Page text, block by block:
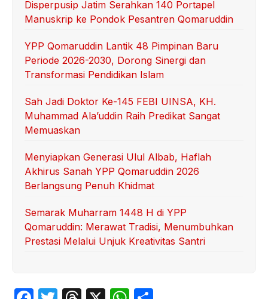
Disperpusip Jatim Serahkan 140 Portapel
Manuskrip ke Pondok Pesantren Qomaruddin
YPP Qomaruddin Lantik 48 Pimpinan Baru
Periode 2026-2030, Dorong Sinergi dan
Transformasi Pendidikan Islam
Sah Jadi Doktor Ke-145 FEBI UINSA, KH.
Muhammad Ala’uddin Raih Predikat Sangat
Memuaskan
Menyiapkan Generasi Ulul Albab, Haflah
Akhirus Sanah YPP Qomaruddin 2026
Berlangsung Penuh Khidmat
Semarak Muharram 1448 H di YPP
Qomaruddin: Merawat Tradisi, Menumbuhkan
Prestasi Melalui Unjuk Kreativitas Santri